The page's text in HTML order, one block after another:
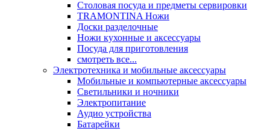
Столовая посуда и предметы сервировки
TRAMONTINA Ножи
Доски разделочные
Ножи кухонные и аксессуары
Посуда для приготовления
смотреть все...
Электротехника и мобильные аксессуары
Мобильные и компьютерные аксессуары
Светильники и ночники
Электропитание
Аудио устройства
Батарейки